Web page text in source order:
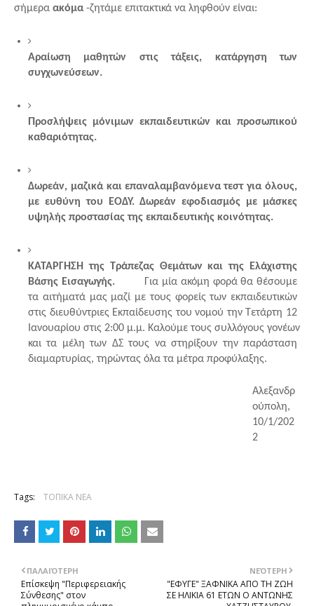
σήμερα ακόμα -ζητάμε επιτακτικά να ληφθούν είναι:
Αραίωση μαθητών στις τάξεις, κατάργηση των
συγχωνεύσεων.
Προσλήψεις μόνιμων εκπαιδευτικών και προσωπικού
καθαριότητας.
Δωρεάν, μαζικά και επαναλαμβανόμενα τεστ για όλους,
με ευθύνη του ΕΟΔΥ. Δωρεάν εφοδιασμός με μάσκες
υψηλής προστασίας της εκπαιδευτικής κοινότητας.
ΚΑΤΑΡΓΗΣΗ της Τράπεζας Θεμάτων και της Ελάχιστης
Βάσης Εισαγωγής. Για μία ακόμη φορά θα θέσουμε
τα αιτήματά μας μαζί με τους φορείς των εκπαιδευτικών
στις διευθύντριες Εκπαίδευσης του νομού την Τετάρτη 12
Ιανουαρίου στις 2:00 μ.μ. Καλούμε τους συλλόγους γονέων
και τα μέλη των ΔΣ τους να στηρίξουν την παράσταση
διαμαρτυρίας, τηρώντας όλα τα μέτρα προφύλαξης.
Αλεξανδρ
ούπολη,
10/1/202
2
Tags: ΤΟΠΙΚΑ ΝΕΑ
ΝΕΌΤΕΡΗ
"ΕΦΥΓΕ" ΞΑΦΝΙΚΑ ΑΠΟ ΤΗ ΖΩΗ
ΣΕ ΗΛΙΚΙΑ 61 ΕΤΩΝ Ο ΑΝΤΩΝΗΣ
ΠΑΛΑΙΌΤΕΡΗ
Επίσκεψη "Περιφερειακής
Σύνθεσης" στον